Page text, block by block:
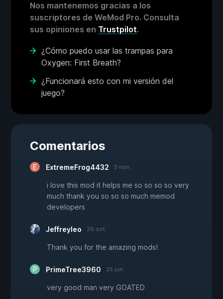
Nos mantenemos gracias a los
suscriptores de WeMod Pro. Consulta
sus opiniones en Trustpilot.
¿Cómo puedo usar las trampas para
Oxygen: First Breath?
¿Funcionará esto con mi versión del
juego?
Comentarios
ExtremeFrog4432 5 nov.
i love this mod it helps me so so so so very
much thank you so so so much memod
developers
Jeffreyleo 26 oct.
Thank you for the amazing mods!
PrimeTree3960 25 jun.
very good man very GOATED